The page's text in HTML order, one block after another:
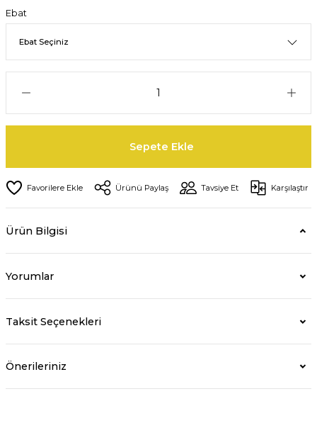
Ebat
Sepete Ekle
Ürünü Paylaş Tavsiye Et Karşılaştır
Ürün Bilgisi
Yorumlar
Taksit Seçenekleri
Önerileriniz